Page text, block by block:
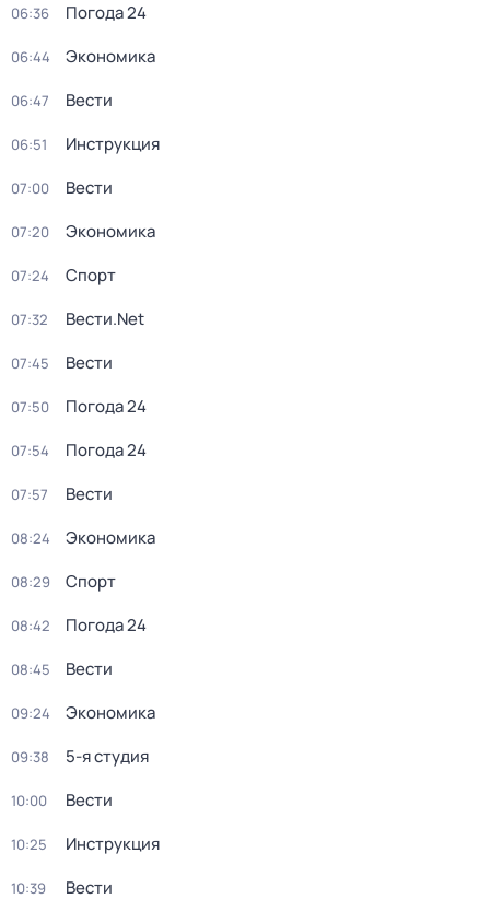
06:36 Погода 24
06:44 Экономика
06:47 Вести
06:51 Инструкция
07:00 Вести
07:20 Экономика
07:24 Спорт
07:32 Вести.Net
07:45 Вести
07:50 Погода 24
07:54 Погода 24
07:57 Вести
08:24 Экономика
08:29 Спорт
08:42 Погода 24
08:45 Вести
09:24 Экономика
09:38 5-я студия
10:00 Вести
10:25 Инструкция
10:39 Вести